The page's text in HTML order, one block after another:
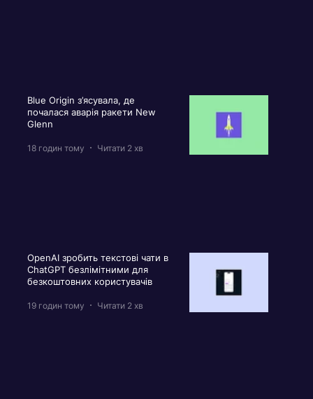
Blue Origin з’ясувала, де
почалася аварія ракети New
Glenn
18 годин тому Читати 2 хв
OpenAI зробить текстові чати в
ChatGPT безлімітними для
безкоштовних користувачів
19 годин тому Читати 2 хв